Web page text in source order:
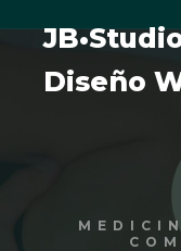
Diseño